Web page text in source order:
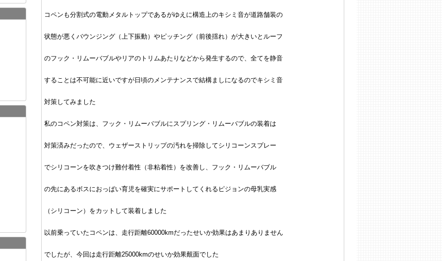
コペンも分割式の電動メタルトップであるがゆえに構造上のキシミ音が道路舗装の
状態が悪くバウンジング（上下振動）やピッチング（前後揺れ）が大きいとルーフ
のフック・リムーバブルやリアのトリムあたりなどから発生するので、全てを静音
することは不可能に近いですが日頃のメンテナンスで結構ましになるのでキシミ音
対策してみました
私のコペン対策は、フック・リムーバブルにスプリング・リムーバブルの装着は
対策済みだったので、ウェザーストリップの汚れを掃除してシリコーンスプレー
でシリコーンを吹きつけ難付着性（非粘着性）を改善し、フック・リムーバブル
の先にあるボスにおっぱい育児を確実にサポートしてくれるピジョンの母乳実感
（シリコーン）をカットして装着しました
以前乗っていたコペンは、走行距離60000kmだったせいか効果はあまりありません
でしたが、今回は走行距離25000kmのせいか効果覿面でした